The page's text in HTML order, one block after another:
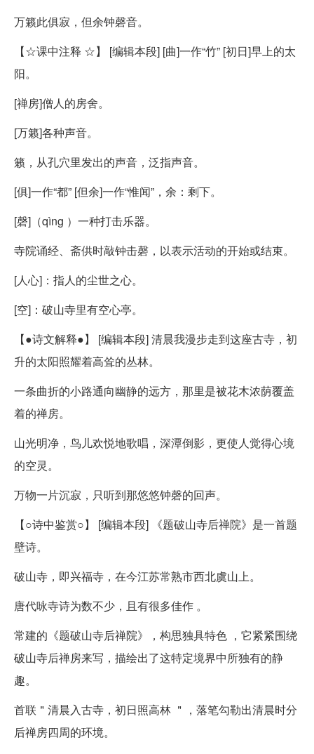
万籁此俱寂，但余钟磬音。
【☆课中注释 ☆】 [编辑本段] [曲]一作“竹” [初日]早上的太
阳。
[禅房]僧人的房舍。
[万籁]各种声音。
籁，从孔穴里发出的声音，泛指声音。
[俱]一作“都” [但余]一作“惟闻”，余：剩下。
[磬]（qìng ）一种打击乐器。
寺院诵经、斋供时敲钟击磬，以表示活动的开始或结束。
[人心]：指人的尘世之心。
[空]：破山寺里有空心亭。
【●诗文解释●】 [编辑本段] 清晨我漫步走到这座古寺，初
升的太阳照耀着高耸的丛林。
一条曲折的小路通向幽静的远方，那里是被花木浓荫覆盖
着的禅房。
山光明净，鸟儿欢悦地歌唱，深潭倒影，更使人觉得心境
的空灵。
万物一片沉寂，只听到那悠悠钟磬的回声。
【○诗中鉴赏○】 [编辑本段] 《题破山寺后禅院》是一首题
壁诗。
破山寺，即兴福寺，在今江苏常熟市西北虞山上。
唐代咏寺诗为数不少，且有很多佳作 。
常建的《题破山寺后禅院》，构思独具特色 ，它紧紧围绕
破山寺后禅房来写，描绘出了这特定境界中所独有的静
趣。
首联＂清晨入古寺，初日照高林 ＂，落笔勾勒出清晨时分
后禅房四周的环境。